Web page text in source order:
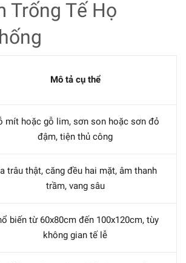
Trống Tế Họ
Mô tả cụ thể
mít hoặc gỗ lim, sơn son hoặc sơn đỏ
đậm, tiện thủ công
trâu thật, căng đều hai mặt, âm thanh
trầm, vang sâu
biến từ 60x80cm đến 100x120cm, tùy
không gian tế lễ